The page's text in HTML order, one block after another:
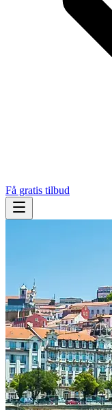
Få gratis tilbud